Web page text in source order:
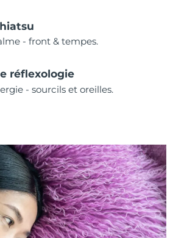
- front & tempes.
réflexologie
- sourcils et oreilles.